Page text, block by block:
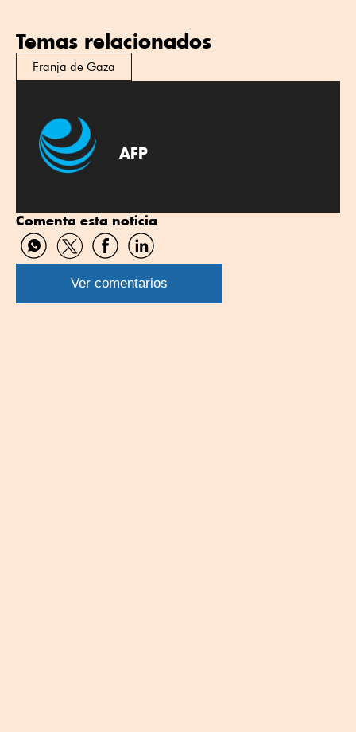
Temas relacionados
Franja de Gaza
AFP
Comenta esta noticia
Compartir
por
WhatsApp
Compartir
por
Twitter
Compartir
por
Facebook
Compartir
por
Linkedin
Ver comentarios